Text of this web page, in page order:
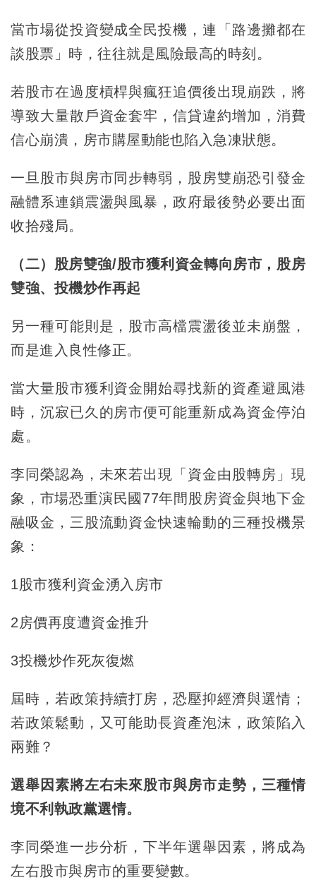
當市場從投資變成全民投機，連「路邊攤都在
談股票」時，往往就是風險最高的時刻。
若股市在過度槓桿與瘋狂追價後出現崩跌，將
導致大量散戶資金套牢，信貸違約增加，消費
信心崩潰，房市購屋動能也陷入急凍狀態。
一旦股市與房市同步轉弱，股房雙崩恐引發金
融體系連鎖震盪與風暴，政府最後勢必要出面
收拾殘局。
（二）股房雙強/股市獲利資金轉向房市，股房
雙強、投機炒作再起
另一種可能則是，股市高檔震盪後並未崩盤，
而是進入良性修正。
當大量股市獲利資金開始尋找新的資產避風港
時，沉寂已久的房市便可能重新成為資金停泊
處。
李同榮認為，未來若出現「資金由股轉房」現
象，市場恐重演民國77年間股房資金與地下金
融吸金，三股流動資金快速輪動的三種投機景
象：
1股市獲利資金湧入房市
2房價再度遭資金推升
3投機炒作死灰復燃
屆時，若政策持續打房，恐壓抑經濟與選情；
若政策鬆動，又可能助長資產泡沫，政策陷入
兩難？
選舉因素將左右未來股市與房市走勢，三種情
境不利執政黨選情。
李同榮進一步分析，下半年選舉因素，將成為
左右股市與房市的重要變數。